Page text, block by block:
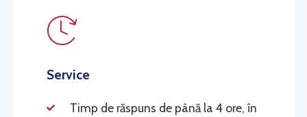
Service
Timp de răspuns de până la 4 ore, în